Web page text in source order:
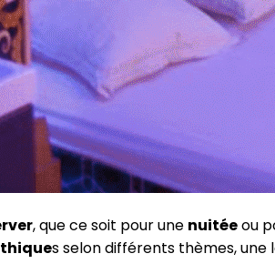
, que ce soit pour une nuitéeou
s selon différents thèmes, une